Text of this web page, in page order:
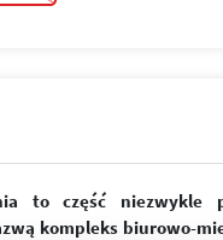
to część niezwykle
kompleks biurowo-